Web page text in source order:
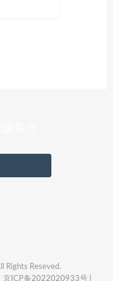
Rights Reseved.
京ICP备2022020933号 |